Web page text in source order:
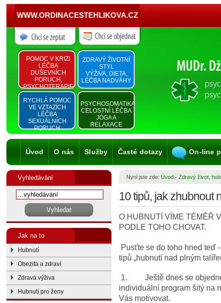
WWW.ORDINACESTEHLIKOVA.CZ
POMOC V KRIZI
LÉČBA
DUŠEVNÍCH
PORUCH,
PSYCHOTERAPIE
ZDRAVÝ ŽIVOTNÍ
STYL
VÝŽIVA, DIETA,
LÉČBA NADVÁHY
RYCHLÁ POMOC
VE VZTAZÍCH
LÉČBA
SEXUÁLNÍCH
PORUCH
PSYCHOSOMATIKA
CELOSTNÍ LÉČBA
JÓGA A
RELAXACE
Úvod O nás Služby Časté dotazy On-line
Vyhledávání
Jak na to
Hubnutí
Obezita a zdraví
Zdravá výživa
Hubnutí pro ženy
Nyní jste zde: Úvod - Zdravý život,
10 tipů, jak zhubnout
O HUBNUTÍ VÍME TÉMĚŘ
PODLE TOHO CHOVAT.
Pusťte se do toho hned teď
tipů „hubnutí nad plným
1. Ještě dnes se
individuální program šitý na
Vás motivovat.